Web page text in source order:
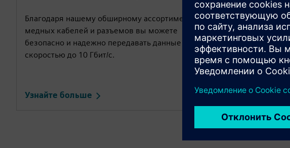
Благодаря нашему обширному ассортименту
медных кабелей и разъемов вы можете
безопасно и надежно передавать данные со
скоростью до 10 Гбит/с.
Узнайте больше
Наш
стекла,
кабелей
скоростью
Узнайте